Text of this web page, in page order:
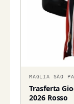
MAGLIA SÃO
Trasferta
2026 Rosso